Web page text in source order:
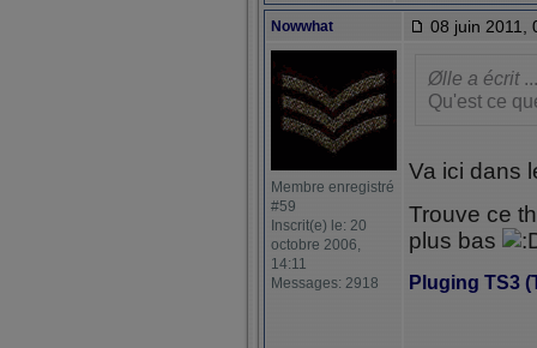
Nowwhat 08 juin 2011,
Membre enregistré
#59
Inscrit(e) le: 20
octobre 2006,
14:11
Messages: 2918
Ølle a écrit...
Qu'est ce
Va ici dans
Trouve ce
plus bas
Pluging TS3